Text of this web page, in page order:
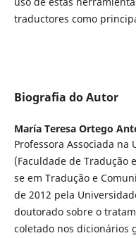
traductores como
Biografia do Autor
María Teresa Ortego
Professora Associada na
(Faculdade de Tradução
se em Tradução e
de 2012 pela
doutorado sobre o
coletado nos dicionários